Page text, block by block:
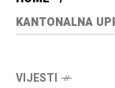
KANTONALNA
VIJESTI